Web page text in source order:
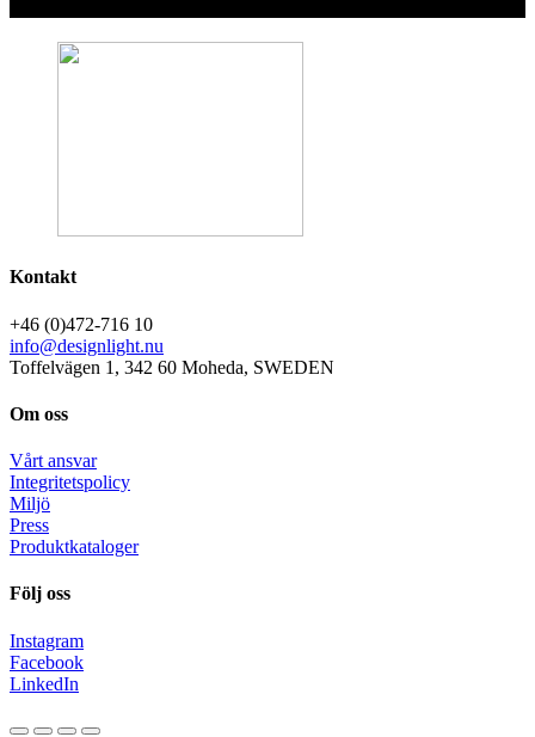
Kontakt
+46 (0)472-716 10
info@designlight.nu
Toffelvägen 1, 342 60 Moheda, SWEDEN
Om oss
Vårt ansvar
Integritetspolicy
Miljö
Press
Produktkataloger
Följ oss
Instagram
Facebook
LinkedIn